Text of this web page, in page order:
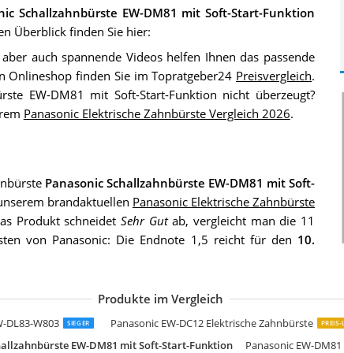
Schallzahnbürste EW-DM81 mit Soft-Start-Funktion
Überblick finden Sie hier:
aber auch spannende Videos helfen Ihnen das passende
Onlineshop finden Sie im Topratgeber24 Preisvergleich.
EW-DM81 mit Soft-Start-Funktion nicht überzeugt?
Panasonic Elektrische Zahnbürste Vergleich 2026.
Panasonic Schallzahnbürste EW-DM81 mit Soft-
brandaktuellen Panasonic Elektrische Zahnbürste
Produkt schneidet Sehr Gutab, vergleicht man die 11
von Panasonic: Die Endnote 1,5 reicht für den 10.
Produkte im Vergleich
DL83-W803 SIEGER Panasonic EW-DC12 Elektrische Zahnbürste
EW-DM81 mit Soft-Start-Funktion Panasonic EW-DM81
Panasonic EW-DL83-W803 Premium-
Panasonic EW-DL83-W803 Premium-
Panasonic EW-DL83-W803 Premium-
Panasonic EW-DP52-K803 Elektrische
Panasonic EW-DM81-K503 Elektrische
Panasonic EW-DM81-G503 Elektrische